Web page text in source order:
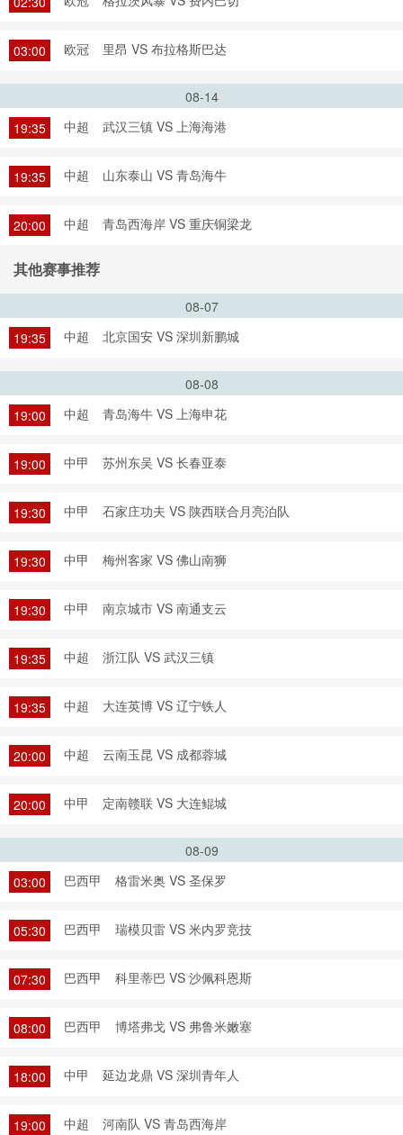
03:00 欧冠 里昂 VS 布拉格斯巴达
08-14
19:35
中超 武汉三镇 VS 上海海港
19:35 中超 山东泰山 VS 青岛海牛
20:00 中超 青岛西海岸 VS 重庆铜梁龙
其他赛事推荐
08-07
19:35
中超 北京国安 VS 深圳新鹏城
08-08
19:00
中超 青岛海牛 VS 上海申花
19:00 中甲 苏州东吴 VS 长春亚泰
19:30 中甲 石家庄功夫 VS 陕西联合月亮泊队
19:30 中甲 梅州客家 VS 佛山南狮
19:30 中甲 南京城市 VS 南通支云
19:35 中超 浙江队 VS 武汉三镇
19:35 中超 大连英博 VS 辽宁铁人
20:00 中超 云南玉昆 VS 成都蓉城
20:00 中甲 定南赣联 VS 大连鲲城
08-09
03:00
巴西甲 格雷米奥 VS 圣保罗
05:30 巴西甲 瑞模贝雷 VS 米内罗竞技
07:30 巴西甲 科里蒂巴 VS 沙佩科恩斯
08:00 巴西甲 博塔弗戈 VS 弗鲁米嫩塞
18:00 中甲 延边龙鼎 VS 深圳青年人
19:00 中超 河南队 VS 青岛西海岸